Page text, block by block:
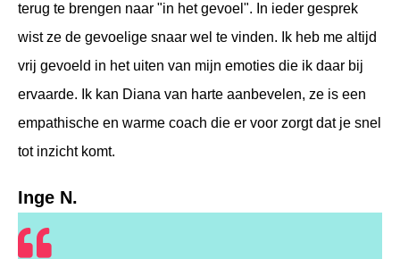
terug te brengen naar "in het gevoel". In ieder gesprek
wist ze de gevoelige snaar wel te vinden. Ik heb me altijd
vrij gevoeld in het uiten van mijn emoties die ik daar bij
ervaarde. Ik kan Diana van harte aanbevelen, ze is een
empathische en warme coach die er voor zorgt dat je snel
tot inzicht komt.
Inge N.